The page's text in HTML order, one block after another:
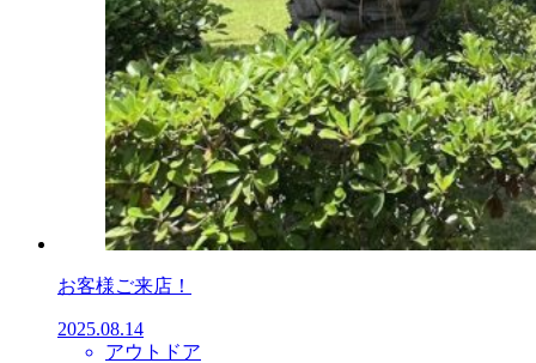
お客様ご来店！
2025.08.14
アウトドア